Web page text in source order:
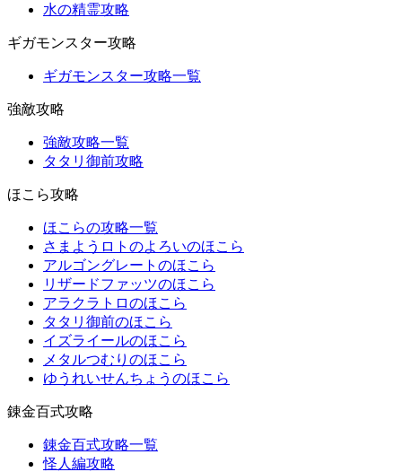
水の精霊攻略
ギガモンスター攻略
ギガモンスター攻略一覧
強敵攻略
強敵攻略一覧
タタリ御前攻略
ほこら攻略
ほこらの攻略一覧
さまようロトのよろいのほこら
アルゴングレートのほこら
リザードファッツのほこら
アラクラトロのほこら
タタリ御前のほこら
イズライールのほこら
メタルつむりのほこら
ゆうれいせんちょうのほこら
錬金百式攻略
錬金百式攻略一覧
怪人編攻略